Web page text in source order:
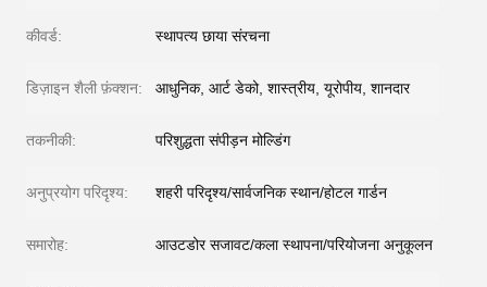
कीवर्ड: स्थापत्य छाया संरचना
डिज़ाइन शैली फ़ंक्शन: आधुनिक, आर्ट डेको, शास्त्रीय, यूरोपीय, शानदार
तकनीकी: परिशुद्धता संपीड़न मोल्डिंग
अनुप्रयोग परिदृश्य: शहरी परिदृश्य/सार्वजनिक स्थान/होटल गार्डन
समारोह: आउटडोर सजावट/कला स्थापना/परियोजना अनुकूलन